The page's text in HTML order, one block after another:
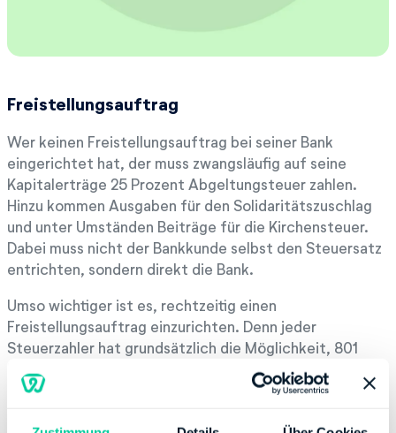
Freistellungsauftrag
Wer keinen Freistellungsauftrag bei seiner Bank
eingerichtet hat, der muss zwangsläufig auf seine
Kapitalerträge 25 Prozent Abgeltungsteuer zahlen.
Hinzu kommen Ausgaben für den Solidaritätszuschlag
und unter Umständen Beiträge für die Kirchensteuer.
Dabei muss nicht der Bankkunde selbst den Steuersatz
entrichten, sondern direkt die Bank.
Umso wichtiger ist es, rechtzeitig einen
Freistellungsauftrag einzurichten. Denn jeder
Steuerzahler hat grundsätzlich die Möglichkeit, 801
Euro (Single) an Kapitalerträgen freistellen zu lassen.
Für Eheleute liegt der Betrag bei 1.602 Euro.
Es reicht aus, einer Bank für sämtliche Konten und